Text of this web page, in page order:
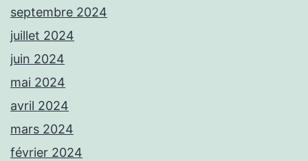
septembre 2024
juillet 2024
juin 2024
mai 2024
avril 2024
mars 2024
février 2024